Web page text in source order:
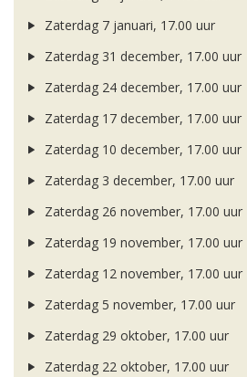
Zaterdag 7 januari, 17.00 uur
Zaterdag 31 december, 17.00 uur
Zaterdag 24 december, 17.00 uur
Zaterdag 17 december, 17.00 uur
Zaterdag 10 december, 17.00 uur
Zaterdag 3 december, 17.00 uur
Zaterdag 26 november, 17.00 uur
Zaterdag 19 november, 17.00 uur
Zaterdag 12 november, 17.00 uur
Zaterdag 5 november, 17.00 uur
Zaterdag 29 oktober, 17.00 uur
Zaterdag 22 oktober, 17.00 uur